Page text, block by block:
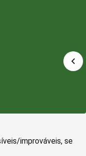
improváveis, se